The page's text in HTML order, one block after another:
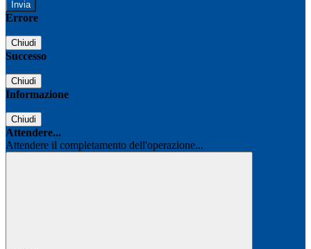
Errore
Chiudi
Successo
Chiudi
Informazione
Chiudi
Attendere...
Attendere il completamento dell'operazione...